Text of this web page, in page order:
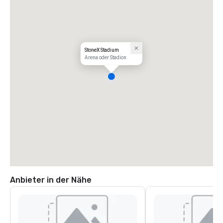
StoneX Stadium
Arena oder Stadion
Anbieter in der Nähe